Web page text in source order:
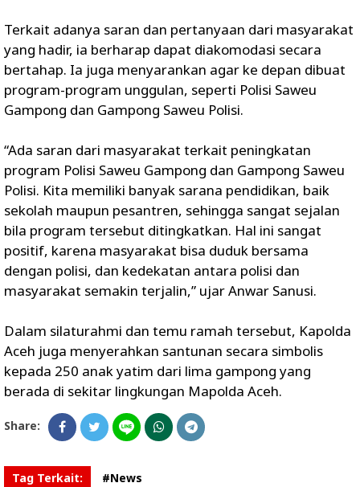
Terkait adanya saran dan pertanyaan dari masyarakat
yang hadir, ia berharap dapat diakomodasi secara
bertahap. Ia juga menyarankan agar ke depan dibuat
program-program unggulan, seperti Polisi Saweu
Gampong dan Gampong Saweu Polisi.
“Ada saran dari masyarakat terkait peningkatan
program Polisi Saweu Gampong dan Gampong Saweu
Polisi. Kita memiliki banyak sarana pendidikan, baik
sekolah maupun pesantren, sehingga sangat sejalan
bila program tersebut ditingkatkan. Hal ini sangat
positif, karena masyarakat bisa duduk bersama
dengan polisi, dan kedekatan antara polisi dan
masyarakat semakin terjalin,” ujar Anwar Sanusi.
Dalam silaturahmi dan temu ramah tersebut, Kapolda
Aceh juga menyerahkan santunan secara simbolis
kepada 250 anak yatim dari lima gampong yang
berada di sekitar lingkungan Mapolda Aceh.
Share:
Tag Terkait: #News